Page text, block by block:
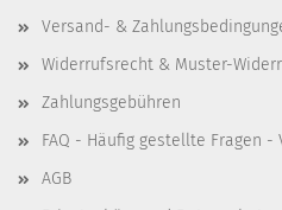
Versand- &
Widerrufsrecht & Muster-
Zahlungsgebühren
FAQ - Häufig gestellte Fragen -
AGB